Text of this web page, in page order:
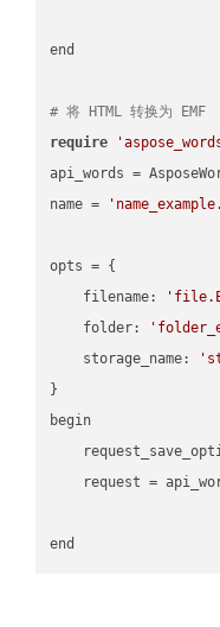
end
# 将 HTML 转换为 EMF
require
api_words =
name =
opts = {
    filename:
    folder:
    storage_name:
}
begin
request =